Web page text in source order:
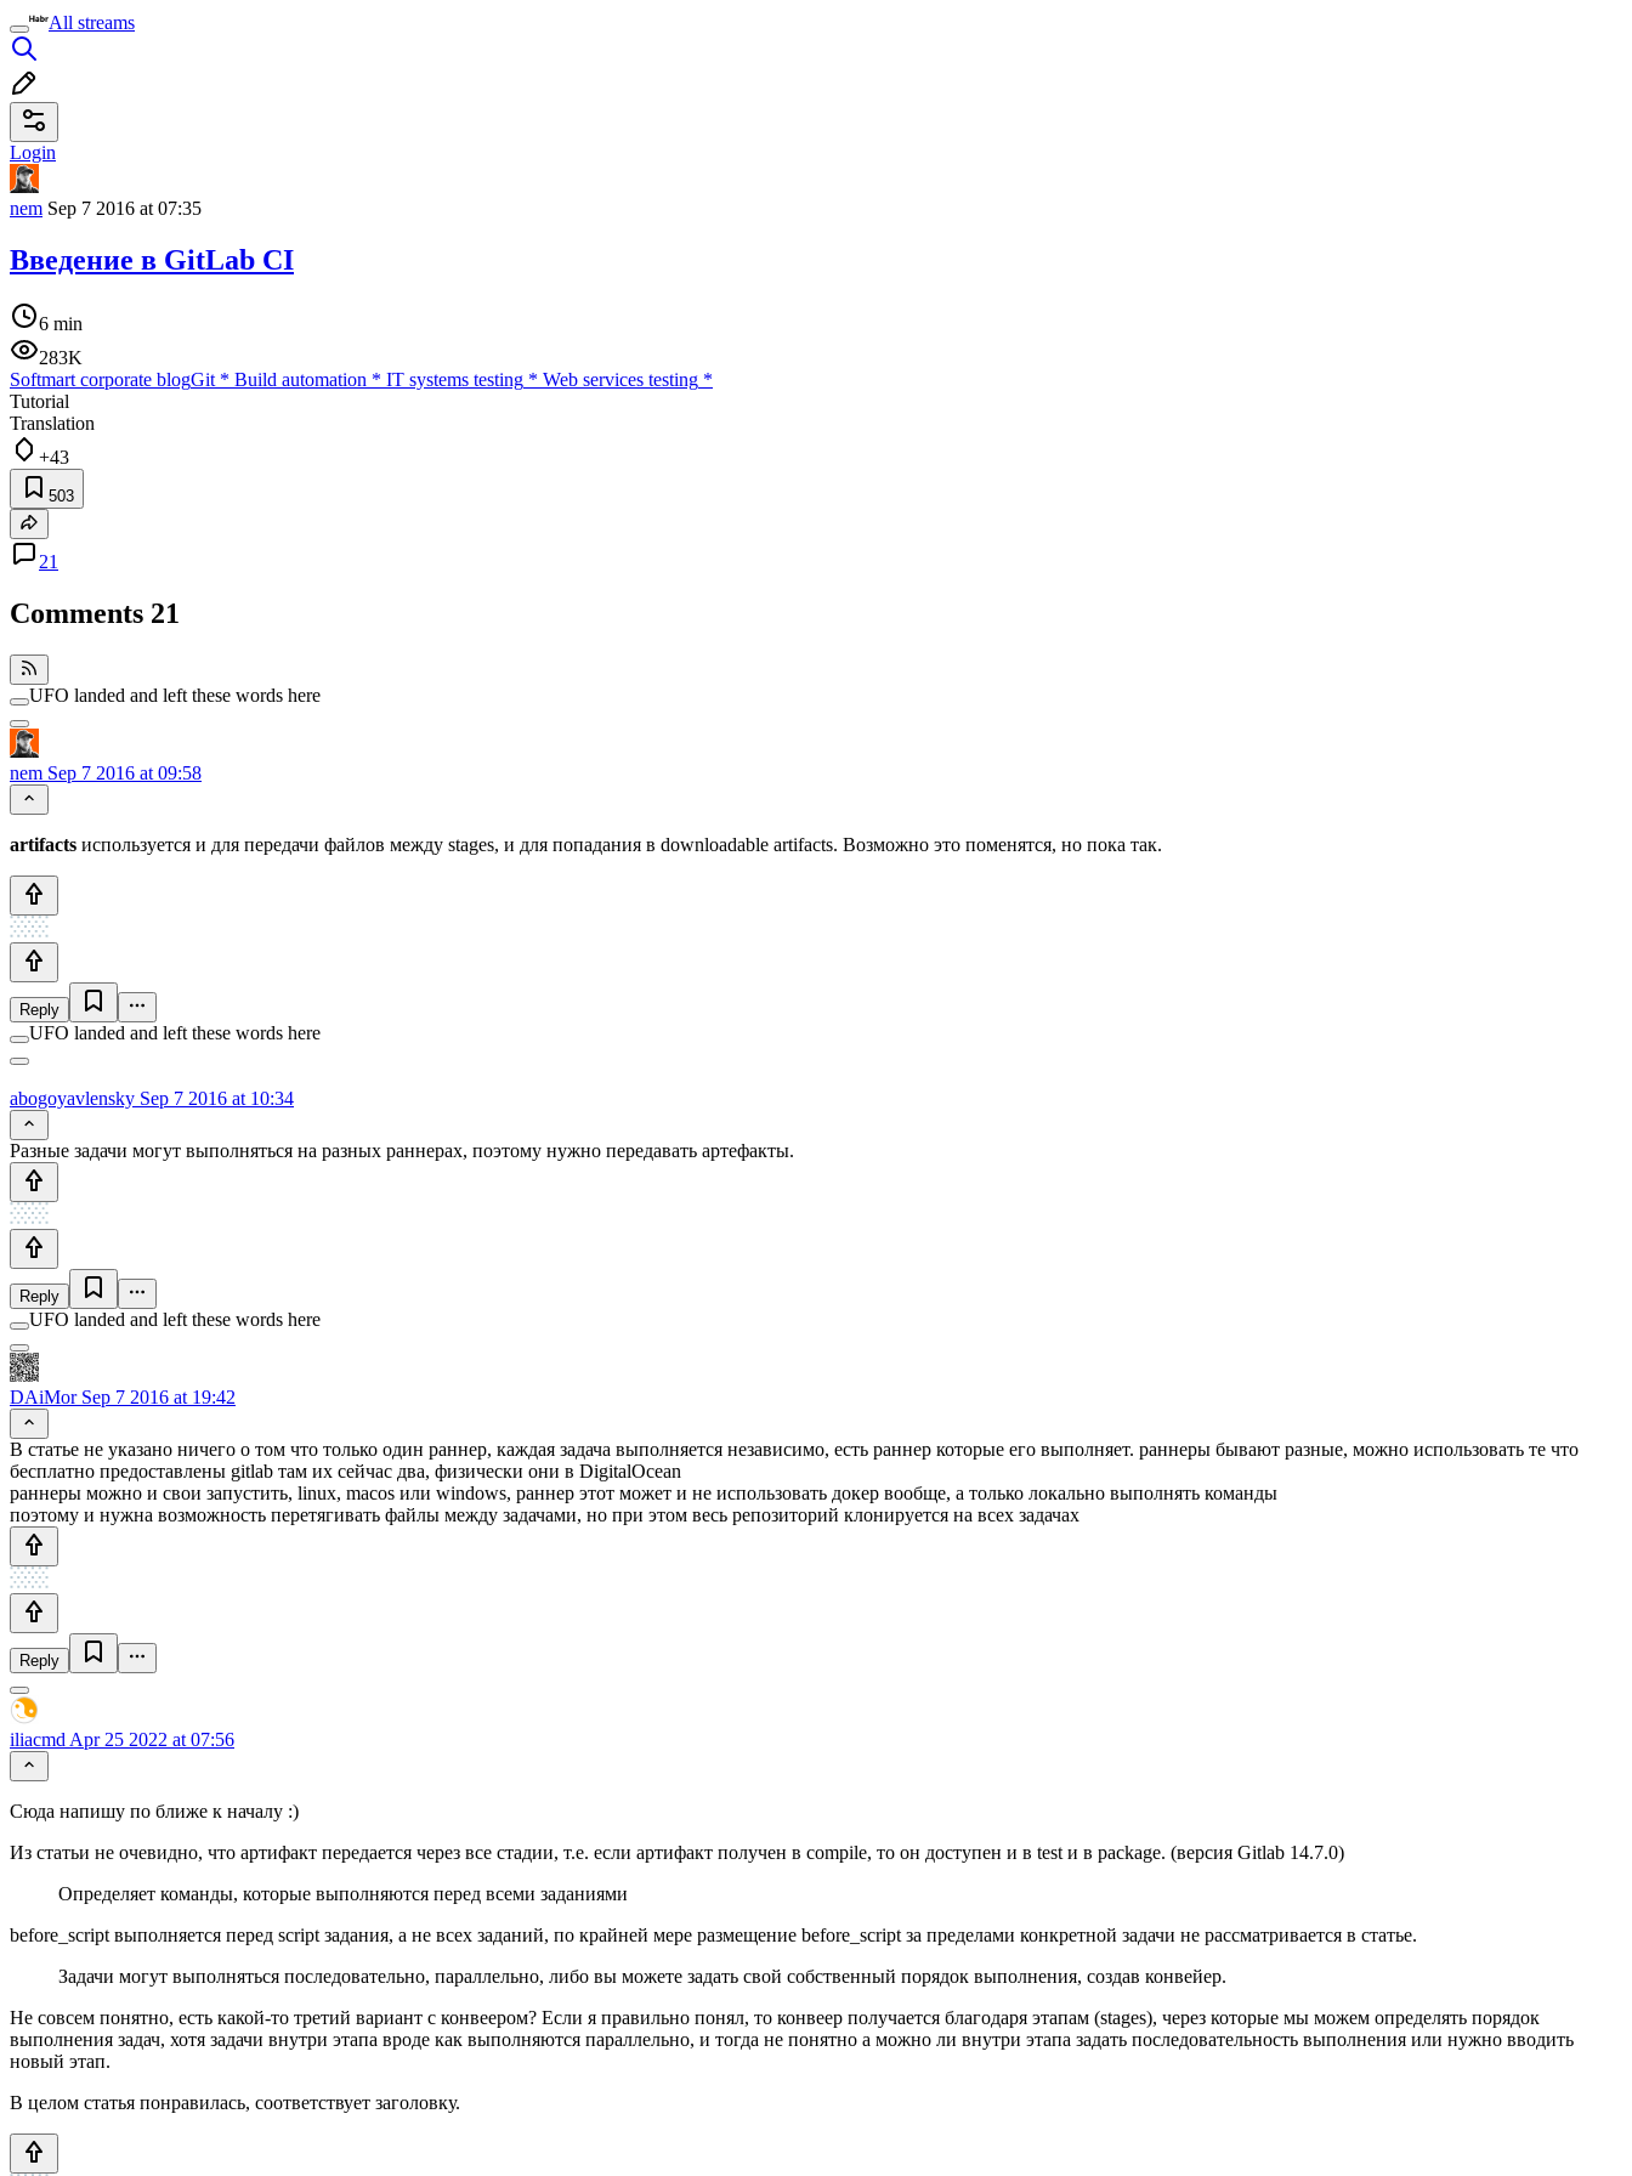
All streams
Login
nem Sep 7 2016 at 07:35
Введение в GitLab CI
6 min
283K
Softmart corporate blogGit * Build automation * IT systems testing * Web services testing *
Tutorial
Translation
+43
503
21
Comments 21
UFO landed and left these words here
nem Sep 7 2016 at 09:58
artifacts используется и для передачи файлов между stages, и для попадания в downloadable artifacts. Возможно это поменятся, но пока так.
Reply
UFO landed and left these words here
abogoyavlensky Sep 7 2016 at 10:34
Разные задачи могут выполняться на разных раннерах, поэтому нужно передавать артефакты.
Reply
UFO landed and left these words here
DAiMorSep 7 2016 at 19:42
В статье не указано ничего о том что только один раннер, каждая задача выполняется независимо, есть раннер которые его выполняет. раннеры бывают разные, можно использовать те что
бесплатно предоставлены gitlab там их сейчас два, физически они в DigitalOcean
раннеры можно и свои запустить, linux, macos или windows, раннер этот может и не использовать докер вообще, а только локально выполнять команды
поэтому и нужна возможность перетягивать файлы между задачами, но при этом весь репозиторий клонируется на всех задачах
Reply
iliacmd Apr 25 2022 at 07:56
Сюда напишу по ближе к началу :)
Из статьи не очевидно, что артифакт передается через все стадии, т.е. если артифакт получен в compile, то он доступен и в test и в package. (версия Gitlab 14.7.0)
Определяет команды, которые выполняются перед всеми заданиями
before_script выполняется перед script задания, а не всех заданий, по крайней мере размещение before_script за пределами конкретной задачи не рассматривается в статье.
Задачи могут выполняться последовательно, параллельно, либо вы можете задать свой собственный порядок выполнения, создав конвейер.
Не совсем понятно, есть какой-то третий вариант с конвеером? Если я правильно понял, то конвеер получается благодаря этапам (stages), через которые мы можем определять порядок
выполнения задач, хотя задачи внутри этапа вроде как выполняются параллельно, и тогда не понятно а можно ли внутри этапа задать последовательность выполнения или нужно вводить
новый этап.
В целом статья понравилась, соответствует заголовку.